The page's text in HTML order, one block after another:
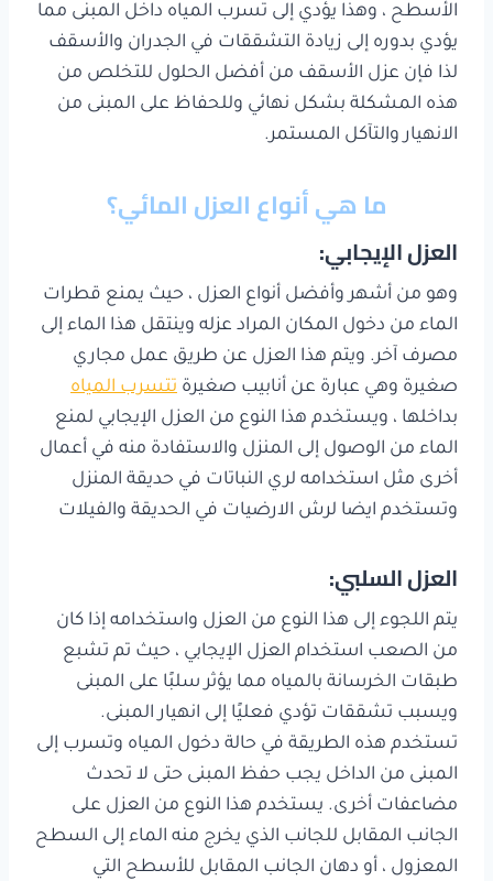
الأسطح ، وهذا يؤدي إلى تسرب المياه داخل المبنى مما
يؤدي بدوره إلى زيادة التشققات في الجدران والأسقف
لذا فإن عزل الأسقف من أفضل الحلول للتخلص من
هذه المشكلة بشكل نهائي وللحفاظ على المبنى من
الانهيار والتآكل المستمر.
ما هي أنواع العزل المائي؟
العزل الإيجابي:
وهو من أشهر وأفضل أنواع العزل ، حيث يمنع قطرات
الماء من دخول المكان المراد عزله وينتقل هذا الماء إلى
مصرف آخر. ويتم هذا العزل عن طريق عمل مجاري
صغيرة وهي عبارة عن أنابيب صغيرة تتسرب المياه
بداخلها ، ويستخدم هذا النوع من العزل الإيجابي لمنع
الماء من الوصول إلى المنزل والاستفادة منه في أعمال
أخرى مثل استخدامه لري النباتات في حديقة المنزل
وتستخدم ايضا لرش الارضيات في الحديقة والفيلات
العزل السلبي:
يتم اللجوء إلى هذا النوع من العزل واستخدامه إذا كان
من الصعب استخدام العزل الإيجابي ، حيث تم تشبع
طبقات الخرسانة بالمياه مما يؤثر سلبًا على المبنى
ويسبب تشققات تؤدي فعليًا إلى انهيار المبنى.
تستخدم هذه الطريقة في حالة دخول المياه وتسرب إلى
المبنى من الداخل يجب حفظ المبنى حتى لا تحدث
مضاعفات أخرى. يستخدم هذا النوع من العزل على
الجانب المقابل للجانب الذي يخرج منه الماء إلى السطح
المعزول ، أو دهان الجانب المقابل للأسطح التي